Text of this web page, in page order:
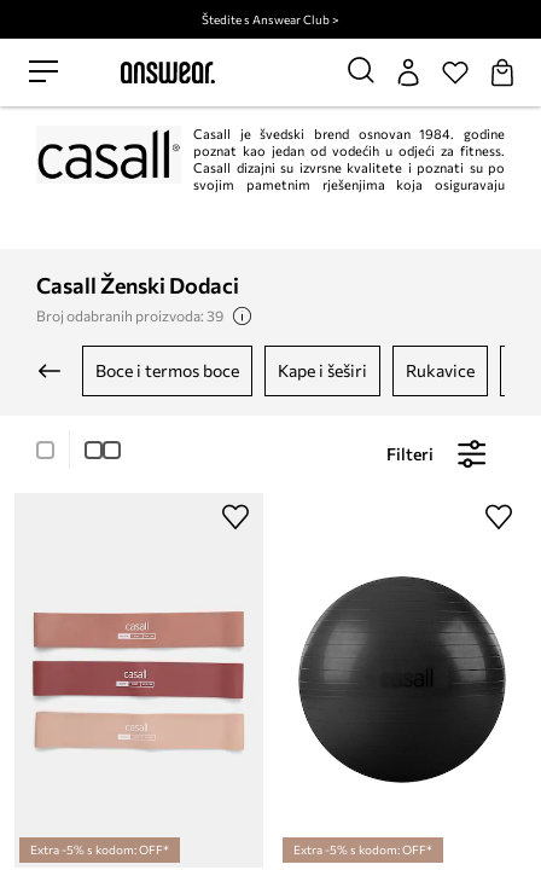
Štedite s Answear Club >
Casall je švedski brend osnovan 1984. godine
poznat kao jedan od vodećih u odjeći za fitness.
Casall dizajni su izvrsne kvalitete i poznati su po
svojim pametnim rješenjima koja osiguravaju
Casall Ženski Dodaci
Broj odabranih proizvoda: 39
boce i termos boce kape i šeširi rukavice
Filteri
Extra -5% s kodom: OFF* Extra -5% s kodom: OFF*